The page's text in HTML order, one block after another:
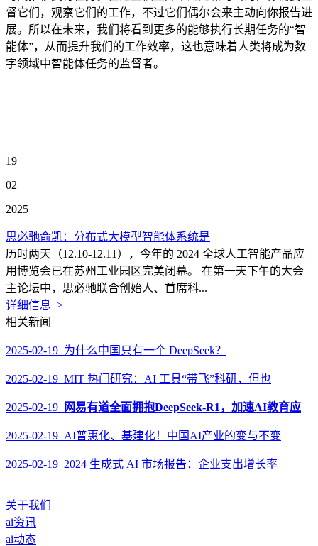
督它们，观察它们的工作，不过它们偶尔会来主动向你报告进
展。所以在未来，我们将看到更多的能够执行长期任务的“智
能体”，从而提升我们的工作效率，这也意味着人类将成为数
字领域中智能体任务的监督者。
19
02
2025
思必驰俞凯：分布式大模型智能体系统是
历时两天（12.10-12.11），今年的 2024 全球人工智能产品应
用博览会已在苏州工业园区完美闭幕。 在第一天下午的大会
主论坛中，思必驰联合创始人、首席科...
详细信息 >
相关新闻
2025-02-19 为什么中国只有一个 DeepSeek？
2025-02-19 MIT 热门研究：AI 工具“带飞”科研，但也
2025-02-19 网易有道全面拥抱DeepSeek-R1，加速AI教育应
2025-02-19 AI普惠化、基建化！中国AI产业的变与不变
2025-02-19 2024 生成式 AI 市场报告：企业支出增长率
关于我们
ai资讯
ai动态